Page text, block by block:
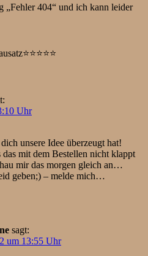
„Fehler 404“ und ich kann leider
Uhr
unsere Idee überzeugt hat!
das mit dem Bestellen nicht klappt
mir das morgen gleich an…
geben;) – melde mich…
sagt:
um 13:55 Uhr